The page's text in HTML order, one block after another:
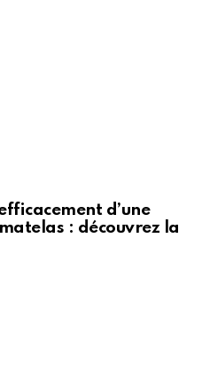
d’une
: découvrez la